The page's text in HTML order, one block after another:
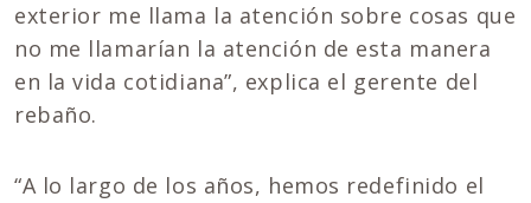
exterior me llama la atención sobre cosas que
no me llamarían la atención de esta manera
en la vida cotidiana”, explica el gerente del
rebaño.
“A lo largo de los años, hemos redefinido el